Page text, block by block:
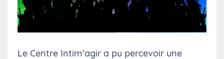
Le Centre Intim'agir a pu percevoir une